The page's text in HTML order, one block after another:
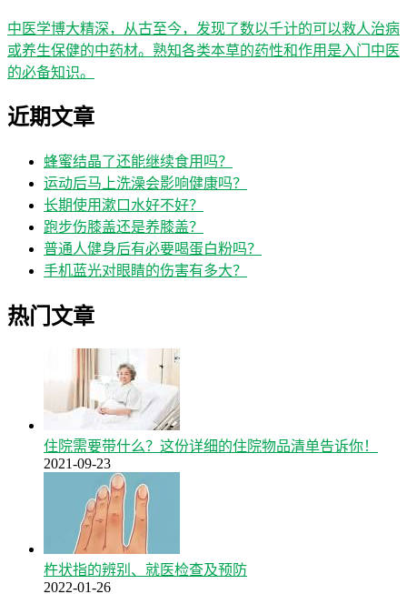
中医学博大精深，从古至今，发现了数以千计的可以救人治病
或养生保健的中药材。熟知各类本草的药性和作用是入门中医
的必备知识。
近期文章
蜂蜜结晶了还能继续食用吗？
运动后马上洗澡会影响健康吗？
长期使用漱口水好不好？
跑步伤膝盖还是养膝盖？
普通人健身后有必要喝蛋白粉吗？
手机蓝光对眼睛的伤害有多大？
热门文章
住院需要带什么？这份详细的住院物品清单告诉你！
2021-09-23
杵状指的辨别、就医检查及预防
2022-01-26